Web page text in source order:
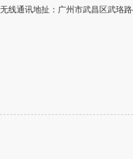
无线通讯地扯：广州市武昌区武珞